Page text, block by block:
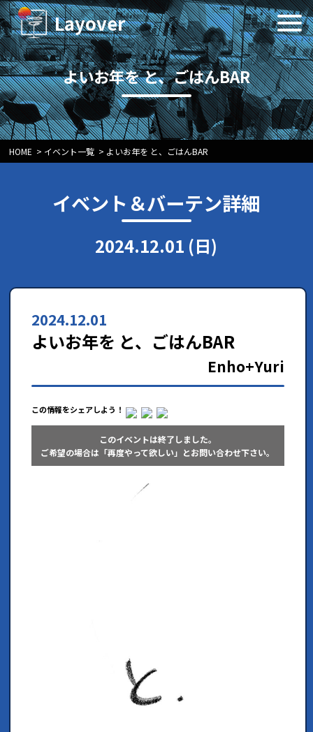
Layover
よいお年を と、ごはんBAR
HOME > イベント一覧 > よいお年を と、ごはんBAR
イベント＆バーテン詳細
2024.12.01 (日)
2024.12.01
よいお年を と、ごはんBAR
Enho+Yuri
この情報をシェアしよう！
このイベントは終了しました。
ご希望の場合は「再度やって欲しい」とお問い合わせ下さい。